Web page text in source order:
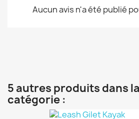
Aucun avis n'a été publié
5 autres produits dans
catégorie :